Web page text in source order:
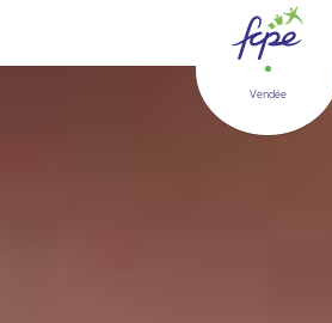
Vendée